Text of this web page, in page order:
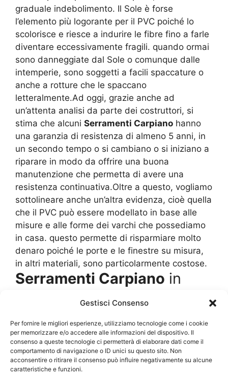
Gestisci Consenso
Per fornire le migliori esperienze, utilizziamo tecnologie come i cookie
per memorizzare e/o accedere alle informazioni del dispositivo. Il
consenso a queste tecnologie ci permetterà di elaborare dati come il
comportamento di navigazione o ID unici su questo sito. Non
acconsentire o ritirare il consenso può influire negativamente su alcune
caratteristiche e funzioni.
graduale indebolimento. Il Sole è forse
l’elemento più logorante per il PVC poiché lo
scolorisce e riesce a indurire le fibre fino a farle
diventare eccessivamente fragili. quando ormai
sono danneggiate dal Sole o comunque dalle
intemperie, sono soggetti a facili spaccature o
anche a rotture che le spaccano
letteralmente.Ad oggi, grazie anche ad
un’attenta analisi da parte dei costruttori, si
stima che alcuni Serramenti Carpiano hanno
una garanzia di resistenza di almeno 5 anni, in
un secondo tempo o si cambiano o si iniziano a
riparare in modo da offrire una buona
manutenzione che permetta di avere una
resistenza continuativa.Oltre a questo, vogliamo
sottolineare anche un’altra evidenza, cioè quella
che il PVC può essere modellato in base alle
misure e alle forme dei varchi che possediamo
in casa. questo permette di risparmiare molto
denaro poiché le porte e le finestre su misura,
in altri materiali, sono particolarmente costose.
Serramenti Carpiano in
allumino, pro e contro
Per certi versi possiamo dire che l’alluminio è
molto similare al PVC perché si tratta di un
materiale facilmente riciclabile. Vero è che sono
due materiali totalmente diversi. L’alluminio è
una lega ferrosa che ha una buona durezza e